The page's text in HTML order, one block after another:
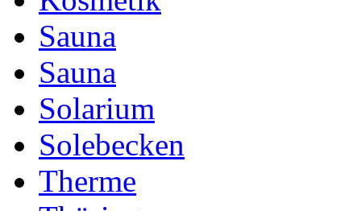
Sauna
Sauna
Solarium
Solebecken
Therme